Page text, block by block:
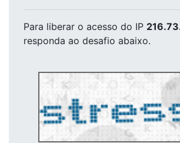
Para liberar o acesso do IP
responda ao desafio abaixo.